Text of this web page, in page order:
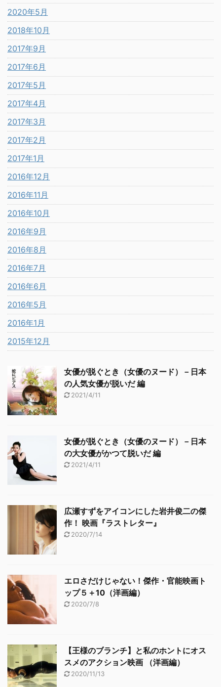
2020年5月
2018年10月
2017年9月
2017年6月
2017年5月
2017年4月
2017年3月
2017年2月
2017年1月
2016年12月
2016年11月
2016年10月
2016年9月
2016年8月
2016年7月
2016年6月
2016年5月
2016年1月
2015年12月
女優が脱ぐとき（女優のヌード）－日本
の人気女優が脱いだ 編
2021/4/11
女優が脱ぐとき（女優のヌード）－日本
の大女優がかつて脱いだ 編
2021/4/11
広瀬すずをアイコンにした岩井俊二の傑
作！ 映画『ラストレター』
2020/7/14
エロさだけじゃない！傑作・官能映画ト
ップ５＋10（洋画編）
2020/7/8
【王様のブランチ】と私のホントにオス
スメのアクション映画 （洋画編）
2020/11/13